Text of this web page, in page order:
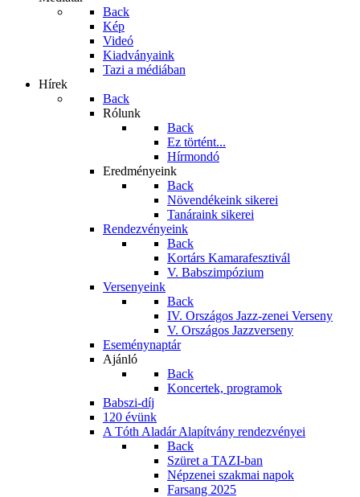
Back
Kép
Videó
Kiadványaink
Tazi a médiában
Hírek
Back
Rólunk
Back
Ez történt...
Hírmondó
Eredményeink
Back
Növendékeink sikerei
Tanáraink sikerei
Rendezvényeink
Back
Kortárs Kamarafesztivál
V. Babszimpózium
Versenyeink
Back
IV. Országos Jazz-zenei Verseny
V. Országos Jazzverseny
Eseménynaptár
Ajánló
Back
Koncertek, programok
Babszi-díj
120 évünk
A Tóth Aladár Alapítvány rendezvényei
Back
Szüret a TAZI-ban
Népzenei szakmai napok
Farsang 2025